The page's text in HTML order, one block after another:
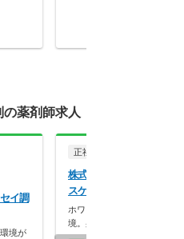
薬剤師求人
イ調
境が
正社員
株式会社ココカラファイ
スケア 東邦薬局 清瀬松
ホワイト500認定のクリーン
境。身だしなみの自…